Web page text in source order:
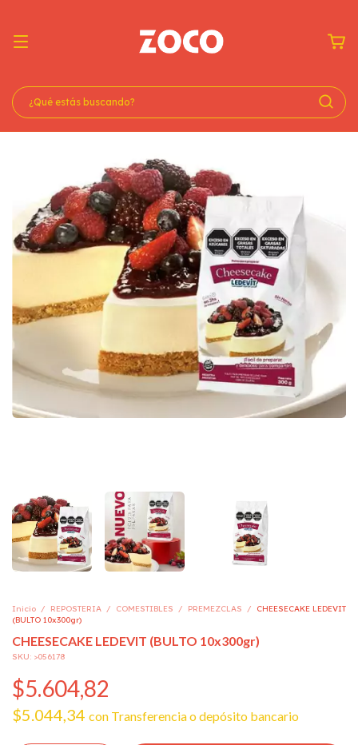
Inicio / REPOSTERIA / COMESTIBLES / PREMEZCLAS /
CHEESECAKE LEDEVIT
(BULTO 10x300gr)
CHEESECAKE LEDEVIT (BULTO 10x300gr)
SKU: >056178
$5.604,82
$5.044,34 con Transferencia o depósito bancario